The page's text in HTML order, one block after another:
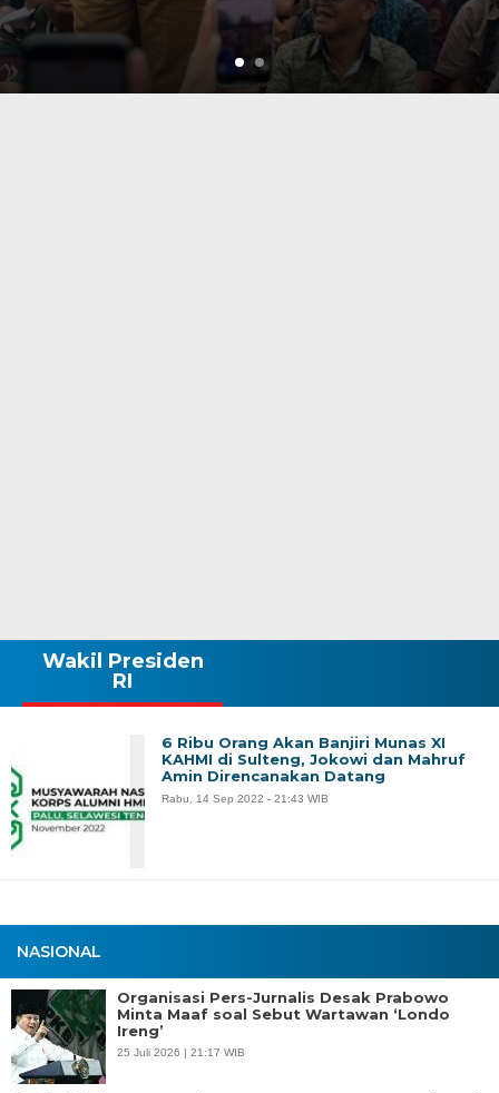
NASIONAL
Organisasi Pers-Jurnalis Desak Prabowo
Minta Maaf soal Sebut Wartawan ‘Londo
Ireng’
25 Juli 2026 | 21:17 WIB
Wakil Presiden
RI
6 Ribu Orang Akan Banjiri Munas XI
KAHMI di Sulteng, Jokowi dan Mahruf
Amin Direncanakan Datang
Rabu, 14 Sep 2022 - 21:43 WIB